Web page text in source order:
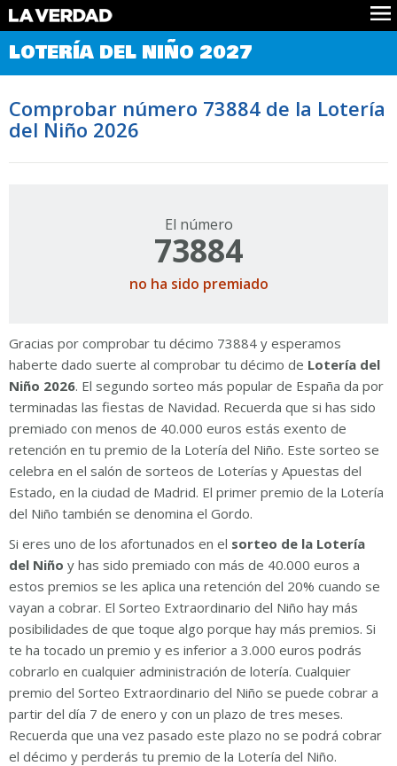
Comprobar Loteria del Niño
Premios
Noticias
Datos
Historia
LOTERÍA DEL NIÑO 2027
Comprobar número 73884 de la Lotería
del Niño 2026
El número
73884
no ha sido premiado
Gracias por comprobar tu décimo 73884 y esperamos
haberte dado suerte al comprobar tu décimo de Lotería del
Niño 2026. El segundo sorteo más popular de España da por
terminadas las fiestas de Navidad. Recuerda que si has sido
premiado con menos de 40.000 euros estás exento de
retención en tu premio de la Lotería del Niño. Este sorteo se
celebra en el salón de sorteos de Loterías y Apuestas del
Estado, en la ciudad de Madrid. El primer premio de la Lotería
del Niño también se denomina el Gordo.
Si eres uno de los afortunados en el sorteo de la Lotería
del Niño y has sido premiado con más de 40.000 euros a
estos premios se les aplica una retención del 20% cuando se
vayan a cobrar. El Sorteo Extraordinario del Niño hay más
posibilidades de que toque algo porque hay más premios. Si
te ha tocado un premio y es inferior a 3.000 euros podrás
cobrarlo en cualquier administración de lotería. Cualquier
premio del Sorteo Extraordinario del Niño se puede cobrar a
partir del día 7 de enero y con un plazo de tres meses.
Recuerda que una vez pasado este plazo no se podrá cobrar
el décimo y perderás tu premio de la Lotería del Niño.